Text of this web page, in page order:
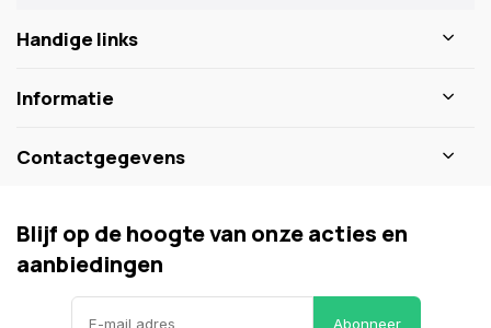
Handige links
Informatie
Contactgegevens
Blijf op de hoogte van onze acties en
aanbiedingen
Abonneer